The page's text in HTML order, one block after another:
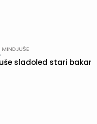
sladoled stari bakar